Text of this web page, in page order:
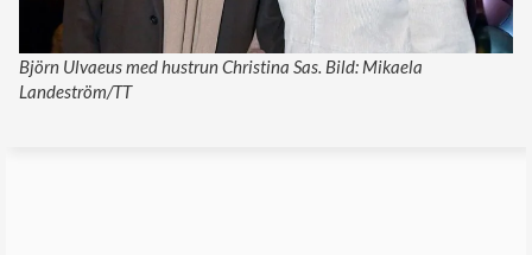
Björn Ulvaeus med hustrun Christina Sas. Bild: Mikaela
Landeström/TT